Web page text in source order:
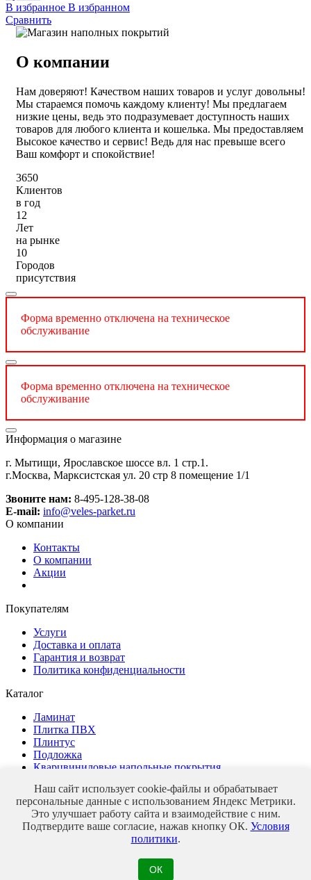
В избранное В избранном
Сравнить
О компании
Нам доверяют! Качеством наших товаров и услуг довольны!
Мы стараемся помочь каждому клиенту! Мы предлагаем
низкие цены, ведь это подразумевает доступность наших
товаров для любого клиента и кошелька. Мы предоставляем
Высокое качество и сервис! Ведь для нас превыше всего
Ваш комфорт и спокойствие!
3650
Клиентов
в год
12
Лет
на рынке
10
Городов
присутствия
Форма временно отключена на техническое
обслуживание
Форма временно отключена на техническое
обслуживание
Информация о магазине
г. Мытищи, Ярославское шоссе вл. 1 стр.1.
г.Москва, Марксистская ул. 20 стр 8 помещение 1/1
Звоните нам: 8-495-128-38-08
E-mail: info@veles-parket.ru
О компании
Контакты
О компании
Акции
Покупателям
Услуги
Доставка и оплата
Гарантия и возврат
Политика конфиденциальности
Каталог
Ламинат
Плитка ПВХ
Плинтус
Подложка
Кварцвиниловые напольные покрытия
Магазин напольных покрытий
© 2026 veles-parket
Наш сайт использует cookie-файлы и обрабатывает
персональные данные с использованием Яндекс Метрики.
Это улучшает работу сайта и взаимодействие с ним.
Подтвердите ваше согласие, нажав кнопку ОК. Условия
политики.
ОК